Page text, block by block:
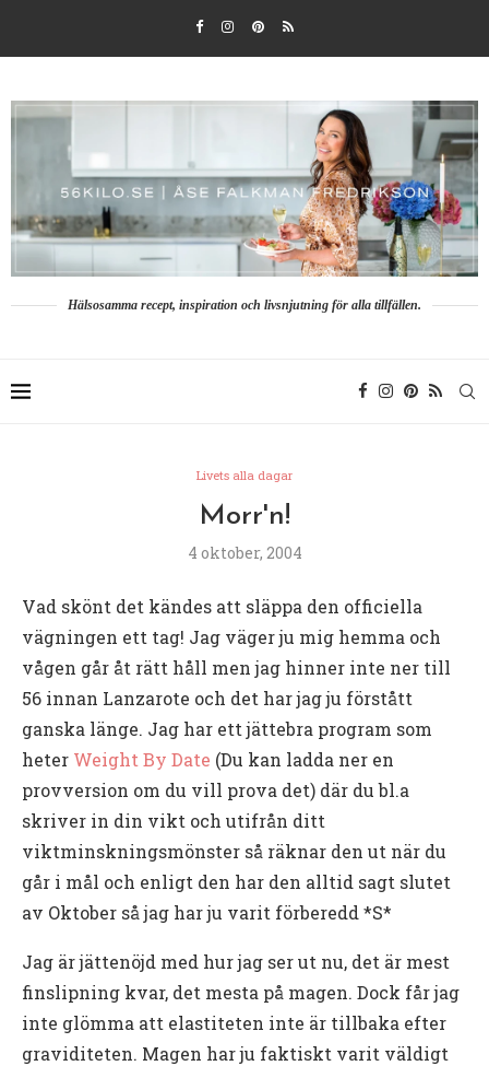
Hälsosamma recept, inspiration och livsnjutning för alla tillfällen.
Livets alla dagar
Morr'n!
4 oktober, 2004
Vad skönt det kändes att släppa den officiella
vägningen ett tag! Jag väger ju mig hemma och
vågen går åt rätt håll men jag hinner inte ner till
56 innan Lanzarote och det har jag ju förstått
ganska länge. Jag har ett jättebra program som
heter Weight By Date (Du kan ladda ner en
provversion om du vill prova det) där du bl.a
skriver in din vikt och utifrån ditt
viktminskningsmönster så räknar den ut när du
går i mål och enligt den har den alltid sagt slutet
av Oktober så jag har ju varit förberedd *S*
Jag är jättenöjd med hur jag ser ut nu, det är mest
finslipning kvar, det mesta på magen. Dock får jag
inte glömma att elastiteten inte är tillbaka efter
graviditeten. Magen har ju faktiskt varit väldigt